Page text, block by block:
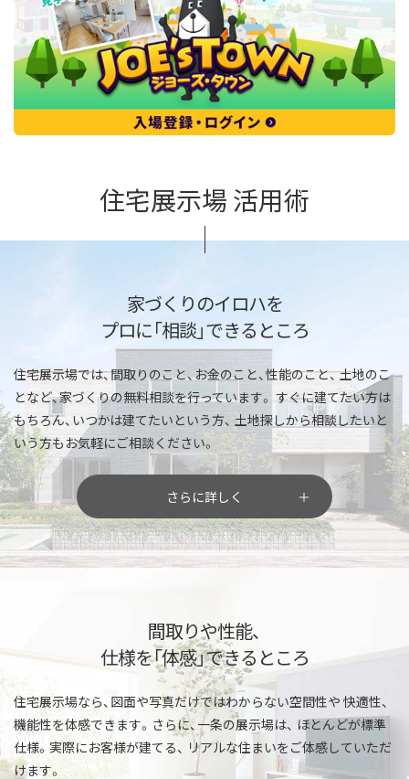
住宅展示場 活用術
家づくりのイロハを
プロに「相談」できるところ
住宅展示場では、間取りのこと、お金のこと、性能のこと、土地のこ
となど、家づくりの無料相談を行っています。 すぐに建てたい方は
もちろん、いつかは建てたいという方、 土地探しから相談したいと
いう方もお気軽にご相談ください。
さらに詳しく
間取りや性能、
仕様を「体感」できるところ
住宅展示場なら、図面や写真だけではわからない空間性や 快適性、
機能性を体感できます。さらに、一条の展示場は、 ほとんどが標準
仕様。実際にお客様が建てる、 リアルな住まいをご体感していただ
けます。